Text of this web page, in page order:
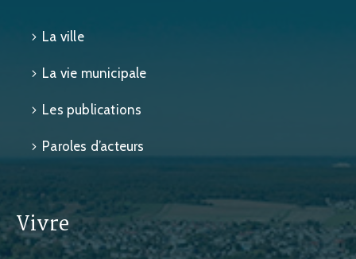
La ville
La vie municipale
Les publications
Paroles d’acteurs
Vivre